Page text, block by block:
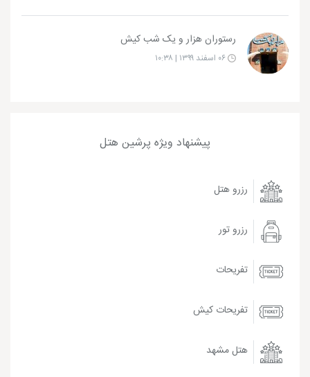
رستوران هزار و یک شب کیش
پیشنهاد ویژه پرشین هتل
رزرو هتل
رزرو تور
تفریحات
تفریحات کیش
هتل مشهد